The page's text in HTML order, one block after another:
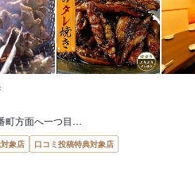
町方面へ一つ目…
象店
口コミ投稿特典対象店